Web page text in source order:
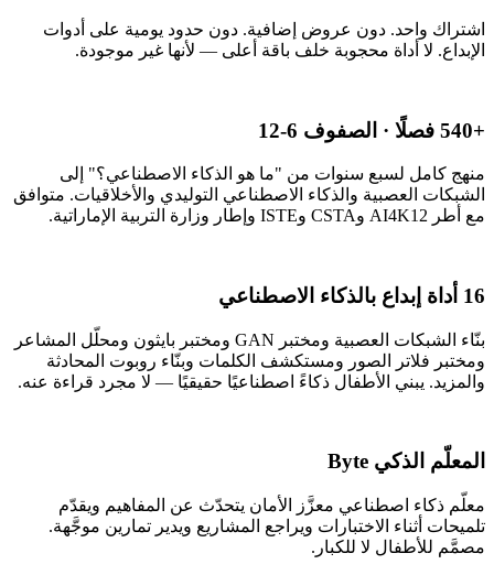
اشتراك واحد. دون عروض إضافية. دون حدود يومية على أدوات
الإبداع. لا أداة محجوبة خلف باقة أعلى — لأنها غير موجودة.
+540 فصلًا · الصفوف 6-12
منهج كامل لسبع سنوات من "ما هو الذكاء الاصطناعي؟" إلى
الشبكات العصبية والذكاء الاصطناعي التوليدي والأخلاقيات. متوافق
مع أطر AI4K12 وCSTA وISTE وإطار وزارة التربية الإماراتية.
16 أداة إبداع بالذكاء الاصطناعي
بنّاء الشبكات العصبية ومختبر GAN ومختبر بايثون ومحلّل المشاعر
ومختبر فلاتر الصور ومستكشف الكلمات وبنّاء روبوت المحادثة
والمزيد. يبني الأطفال ذكاءً اصطناعيًا حقيقيًا — لا مجرد قراءة عنه.
المعلّم الذكي Byte
معلّم ذكاء اصطناعي معزَّز الأمان يتحدّث عن المفاهيم ويقدّم
تلميحات أثناء الاختبارات ويراجع المشاريع ويدير تمارين موجَّهة.
مصمَّم للأطفال لا للكبار.